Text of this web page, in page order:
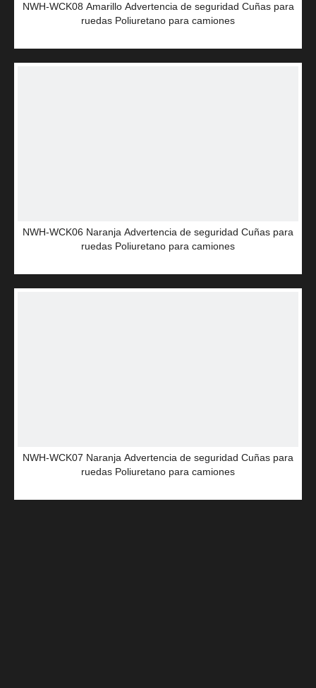
NWH-WCK08 Amarillo Advertencia de seguridad Cuñas para
ruedas Poliuretano para camiones
NWH-WCK06 Naranja Advertencia de seguridad Cuñas para
ruedas Poliuretano para camiones
NWH-WCK07 Naranja Advertencia de seguridad Cuñas para
ruedas Poliuretano para camiones